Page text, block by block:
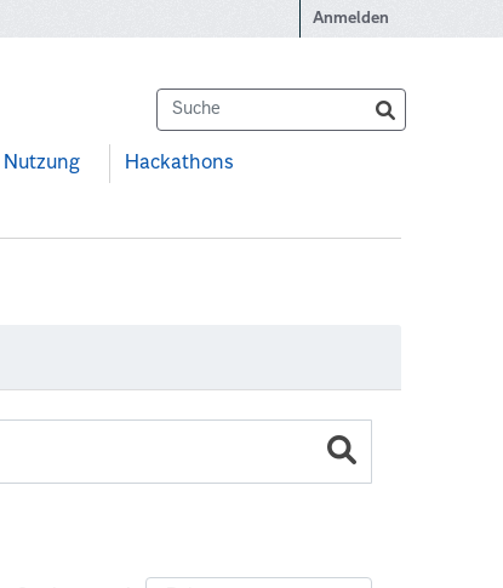
Anmelden
Nutzung Hackathons